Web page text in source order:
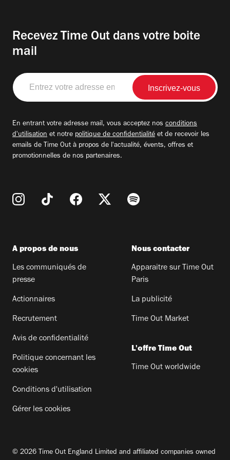
Recevez Time Out dans votre boite
mail
Entrez
votre
adresse
En entrant votre adresse mail, vous acceptez nos conditions
d'utilisation et notre politique de confidentialité et de recevoir les
emails de Time Out à propos de l'actualité, évents, offres et
promotionnelles de nos partenaires.
A propos de nous
Les communiqués de
presse
Actionnaires
Recrutement
Avis de confidentialité
Politique concernant les
cookies
Conditions d'utilisation
Gérer les cookies
Nous contacter
Apparaitre sur Time Out
Paris
La publicité
Time Out Market
L'offre Time Out
Time Out worldwide
© 2026 Time Out England Limited and affiliated companies owned